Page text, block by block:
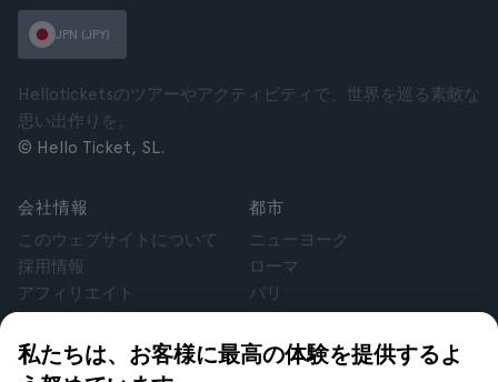
私たちは、お客様に最高の体験を提供するよ
JPN (JPY)
Helloticketsのツアーやアクティビティで、世界を巡る素敵な
思い出作りを。
© Hello Ticket, SL.
会社情報
このウェブサイトについて
採用情報
アフィリエイト
個人情報保護方針
利用規約
都市
ニューヨーク
ローマ
パリ
グラナダ